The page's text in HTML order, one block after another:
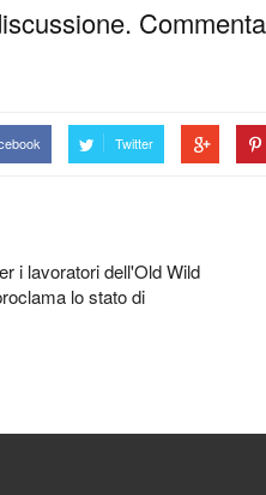
Twitter
i lavoratori dell'Old Wild
lo stato di